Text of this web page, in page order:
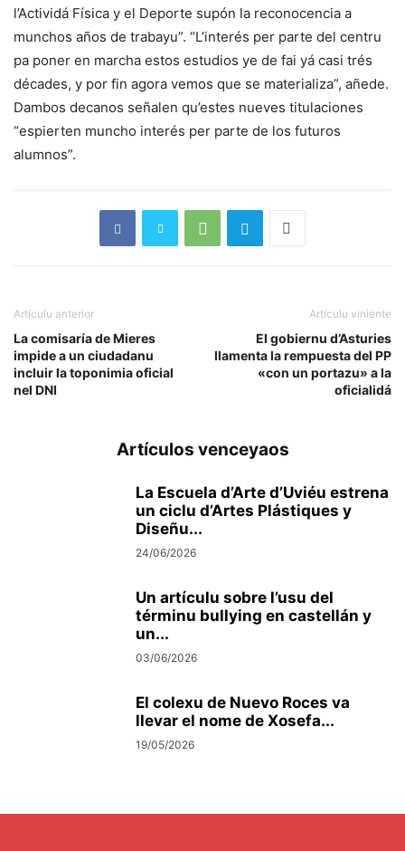
l’Actividá Física y el Deporte supón la reconocencia a
munchos años de trabayu”. “L’interés per parte del centru
pa poner en marcha estos estudios ye de fai yá casi trés
décades, y por fin agora vemos que se materializa”, añede.
Dambos decanos señalen qu’estes nueves titulaciones
“espierten muncho interés per parte de los futuros
alumnos”.
Artículu anterior
La comisaría de Mieres
impide a un ciudadanu
incluir la toponimia oficial
nel DNI
Artículu viniente
El gobiernu d’Asturies
llamenta la rempuesta del PP
«con un portazu» a la
oficialidá
Artículos venceyaos
La Escuela d’Arte d’Uviéu estrena
un ciclu d’Artes Plástiques y
Diseñu...
24/06/2026
Un artículu sobre l’usu del
términu bullying en castellán y
un...
03/06/2026
El colexu de Nuevo Roces va
llevar el nome de Xosefa...
19/05/2026